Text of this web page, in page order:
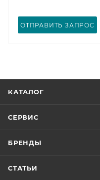
ОТПРАВИТЬ ЗАПРОС
КАТАЛОГ
СЕРВИС
БРЕНДЫ
СТАТЬИ